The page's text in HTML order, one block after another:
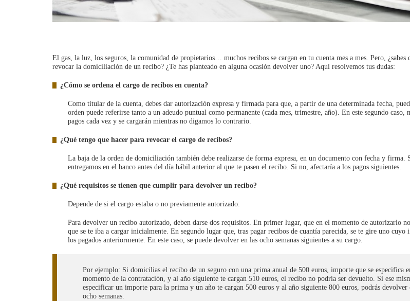
El gas, la luz, los seguros, la comunidad de propietarios… muchos recibos se cargan en tu cuenta mes a mes. Pero, ¿sabes
revocar la domiciliación de un recibo? ¿Te has planteado en alguna ocasión devolver uno? Aquí resolvemos tus dudas:
¿Cómo se ordena el cargo de recibos en cuenta?
Como titular de la cuenta, debes dar autorización expresa y firmada para que, a partir de una determinada fecha,
orden puede referirse tanto a un adeudo puntual como permanente (cada mes, trimestre, año). En este segundo caso,
pagos cada vez y se cargarán mientras no digamos lo contrario.
¿Qué tengo que hacer para revocar el cargo de recibos?
La baja de la orden de domiciliación también debe realizarse de forma expresa, en un documento con fecha y firma.
entregamos en el banco antes del día hábil anterior al que te pasen el recibo. Si no, afectaría a los pagos siguientes.
¿Qué requisitos se tienen que cumplir para devolver un recibo?
Depende de si el cargo estaba o no previamente autorizado:
Para devolver un recibo autorizado, deben darse dos requisitos. En primer lugar, que en el momento de autorizarlo
que se te iba a cargar inicialmente. En segundo lugar que, tras pagar recibos de cuantía parecida, se te gire uno cuyo
los pagados anteriormente. En este caso, se puede devolver en las ocho semanas siguientes a su cargo.
Por ejemplo: Si domicilias el recibo de un seguro con una prima anual de 500 euros, importe que se especifica
momento de la contratación, y al año siguiente te cargan 510 euros, el recibo no podría ser devuelto. Si ese
especificar un importe para la prima y un año te cargan 500 euros y al año siguiente 800 euros, podrás
ocho semanas.